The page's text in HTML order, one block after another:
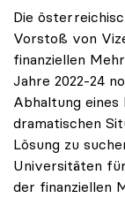
Die
Vorstoß von
finanziellen
Jahre 2022-24
Abhaltung eines
dramatischen
Lösung zu
Universitäten
der finanziellen